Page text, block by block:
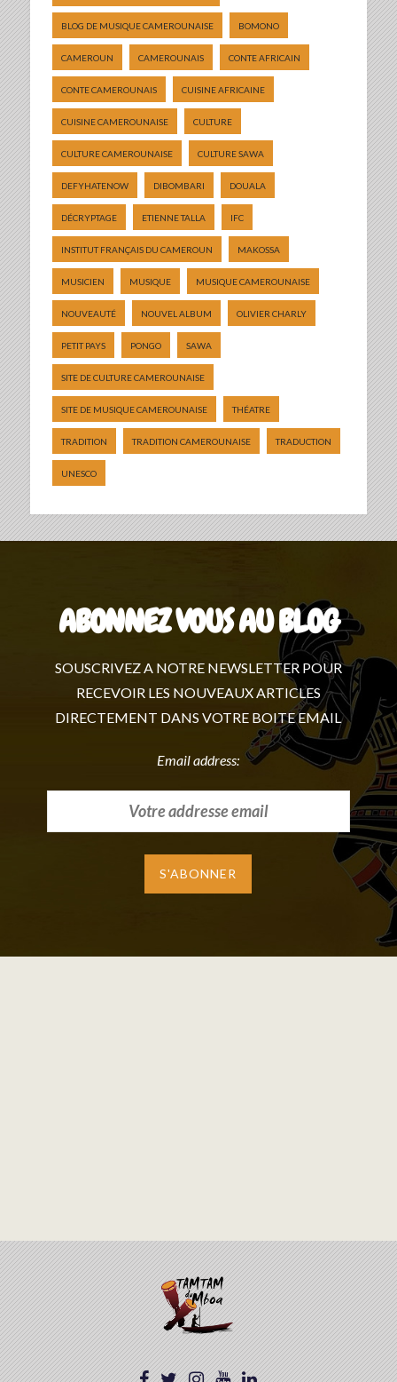
BLOG DE MUSIQUE CAMEROUNAISE BOMONO
CAMEROUN CAMEROUNAIS CONTE AFRICAIN
CONTE CAMEROUNAIS CUISINE AFRICAINE
CUISINE CAMEROUNAISE CULTURE
CULTURE CAMEROUNAISE CULTURE SAWA
DEFYHATENOW DIBOMBARI DOUALA
DÉCRYPTAGE ETIENNE TALLA IFC
INSTITUT FRANÇAIS DU CAMEROUN MAKOSSA
MUSICIEN MUSIQUE MUSIQUE CAMEROUNAISE
NOUVEAUTÉ NOUVEL ALBUM OLIVIER CHARLY
PETIT PAYS PONGO SAWA
SITE DE CULTURE CAMEROUNAISE
SITE DE MUSIQUE CAMEROUNAISE THÉATRE
TRADITION TRADITION CAMEROUNAISE TRADUCTION
UNESCO
ABONNEZ VOUS AU BLOG
SOUSCRIVEZ A NOTRE NEWSLETTER POUR
RECEVOIR LES NOUVEAUX ARTICLES
DIRECTEMENT DANS VOTRE BOITE EMAIL
Email address: